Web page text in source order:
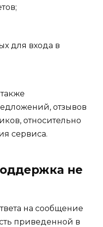
для входа в
отзывов
относительно
сервиса.
не
на сообщение
приведенной в